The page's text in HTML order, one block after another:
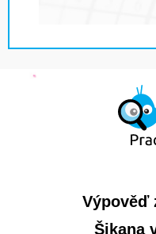
Výpověď
Šikana